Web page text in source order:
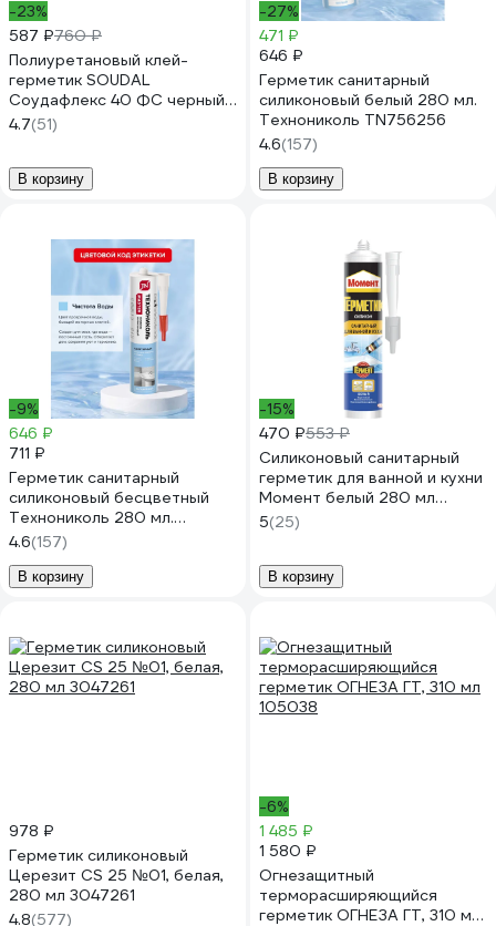
-23%
587 ₽760 ₽
Полиуретановый клей-
герметик SOUDAL
Соудафлекс 40 ФС черный
600 мл 146688
4.7(51)
В корзину
-27%
471 ₽
646 ₽
Герметик санитарный
силиконовый белый 280 мл.
Технониколь TN756256
4.6(157)
В корзину
-9%
646 ₽
711 ₽
Герметик санитарный
силиконовый бесцветный
Технониколь 280 мл.
TN756257
4.6(157)
В корзину
-15%
470 ₽553 ₽
Силиконовый санитарный
герметик для ванной и кухни
Момент белый 280 мл
Б0018852
5(25)
В корзину
978 ₽
Герметик силиконовый
Церезит CS 25 №01, белая,
280 мл 3047261
4.8(577)
-6%
1 485 ₽
1 580 ₽
Огнезащитный
терморасширяющийся
герметик ОГНЕЗА ГТ, 310 мл